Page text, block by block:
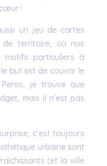
!
un jeu de cartes
de territoire, où nos
motifs particuliers à
but est de couvrir le
je trouve que
mais il n’est pas
c’est toujours
urbaine sont
(et la ville